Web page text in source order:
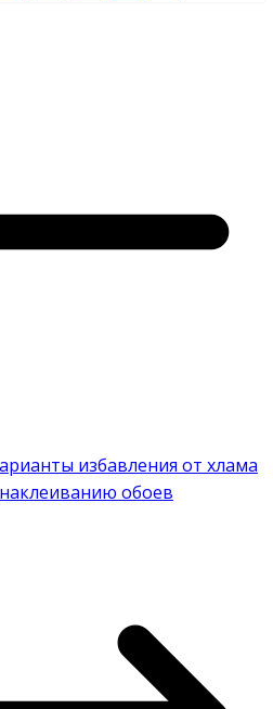
избавления от хлама
обоев